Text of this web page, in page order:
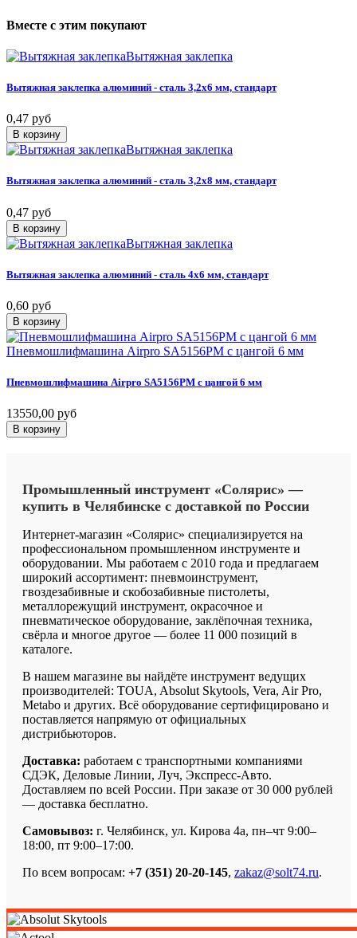
Вместе с этим покупают
Вытяжная заклепка
Вытяжная заклепка алюминий - сталь 3,2х6 мм, стандарт
0,47 руб
В корзину
Вытяжная заклепка
Вытяжная заклепка алюминий - сталь 3,2х8 мм, стандарт
0,47 руб
В корзину
Вытяжная заклепка
Вытяжная заклепка алюминий - сталь 4х6 мм, стандарт
0,60 руб
В корзину
Пневмошлифмашина Airpro SA5156PM с цангой 6 мм
Пневмошлифмашина Airpro SA5156PM с цангой 6 мм
13550,00 руб
В корзину
Промышленный инструмент «Солярис» —
купить в Челябинске с доставкой по России
Интернет-магазин «Солярис» специализируется на
профессиональном промышленном инструменте и
оборудовании. Мы работаем с 2010 года и предлагаем
широкий ассортимент: пневмоинструмент,
гвоздезабивные и скобозабивные пистолеты,
металлорежущий инструмент, окрасочное и
пневматическое оборудование, заклёпочная техника,
свёрла и многое другое — более 11 000 позиций в
каталоге.
В нашем магазине вы найдёте инструмент ведущих
производителей: TOUA, Absolut Skytools, Vera, Air Pro,
Metabo и других. Всё оборудование сертифицировано и
поставляется напрямую от официальных
дистрибьюторов.
Доставка: работаем с транспортными компаниями
СДЭК, Деловые Линии, Луч, Экспресс-Авто.
Доставляем по всей России. При заказе от 30 000 рублей
— доставка бесплатно.
Самовывоз: г. Челябинск, ул. Кирова 4а, пн–чт 9:00–
18:00, пт 9:00–17:00.
По всем вопросам: +7 (351) 20-20-145, zakaz@solt74.ru.